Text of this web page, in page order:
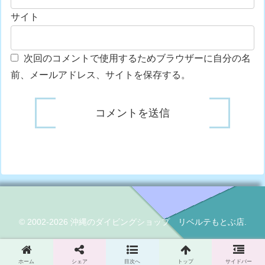
サイト
次回のコメントで使用するためブラウザーに自分の名
前、メールアドレス、サイトを保存する。
© 2002-2026 沖縄のダイビングショップ リベルテもとぶ店.
ホーム シェア 目次へ トップ サイドバー